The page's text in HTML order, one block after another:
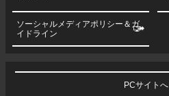
ソーシャルメディアポリシー＆ガ
イドライン
PCサイトへ